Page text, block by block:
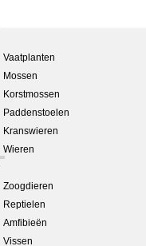
Vaatplanten
Mossen
Korstmossen
Paddenstoelen
Kranswieren
Wieren
Zoogdieren
Reptielen
Amfibieën
Vissen